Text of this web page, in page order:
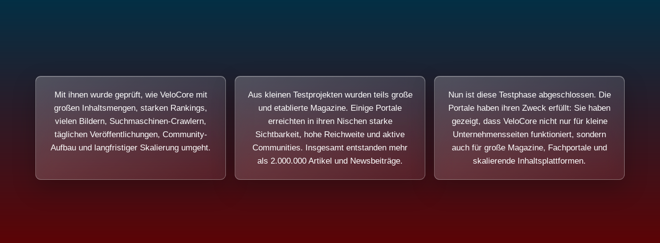
Mit ihnen wurde geprüft, wie VeloCore mit
großen Inhaltsmengen, starken Rankings,
vielen Bildern, Suchmaschinen-Crawlern,
täglichen Veröffentlichungen, Community-
Aufbau und langfristiger Skalierung umgeht.
Aus kleinen Testprojekten wurden teils große
und etablierte Magazine. Einige Portale
erreichten in ihren Nischen starke
Sichtbarkeit, hohe Reichweite und aktive
Communities. Insgesamt entstanden mehr
als 2.000.000 Artikel und Newsbeiträge.
Nun ist diese Testphase abgeschlossen. Die
Portale haben ihren Zweck erfüllt: Sie haben
gezeigt, dass VeloCore nicht nur für kleine
Unternehmensseiten funktioniert, sondern
auch für große Magazine, Fachportale und
skalierende Inhaltsplattformen.